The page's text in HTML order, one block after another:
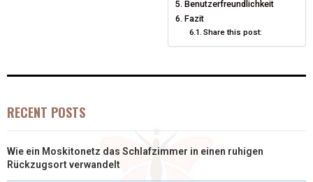
Benutzerfreundlichkeit
Fazit
Share this post:
RECENT POSTS
Wie ein Moskitonetz das Schlafzimmer in einen ruhigen
Rückzugsort verwandelt